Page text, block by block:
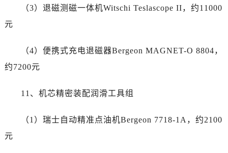
（3）退磁测磁一体机Witschi Teslascope II，约11000
元
（4）便携式充电退磁器Bergeon MAGNET-O 8804，
约7200元
11、机芯精密装配润滑工具组
（1）瑞士自动精准点油机Bergeon 7718-1A，约2100
元